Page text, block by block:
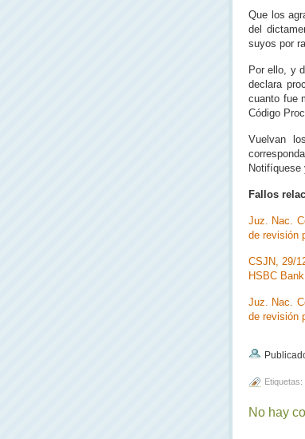
Que los
del
suyos por
Por ello, y
declara
cuanto fue
Código
Vuelvan
Fallos
Juz. Nac.
de revisión
CSJN, 29/
HSBC
Juz. Nac.
de revisión
Etiquetas:
No hay